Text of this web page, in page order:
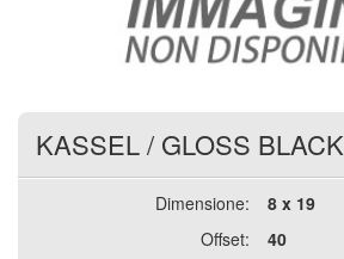
KASSEL/ GLOSS BLACK
Dimensione:
8 x 19
Offset:
40